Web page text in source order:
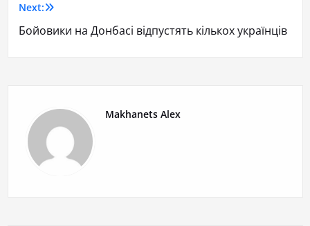
Next:
Бойовики на Донбасі відпустять кількох українців
Makhanets Alex